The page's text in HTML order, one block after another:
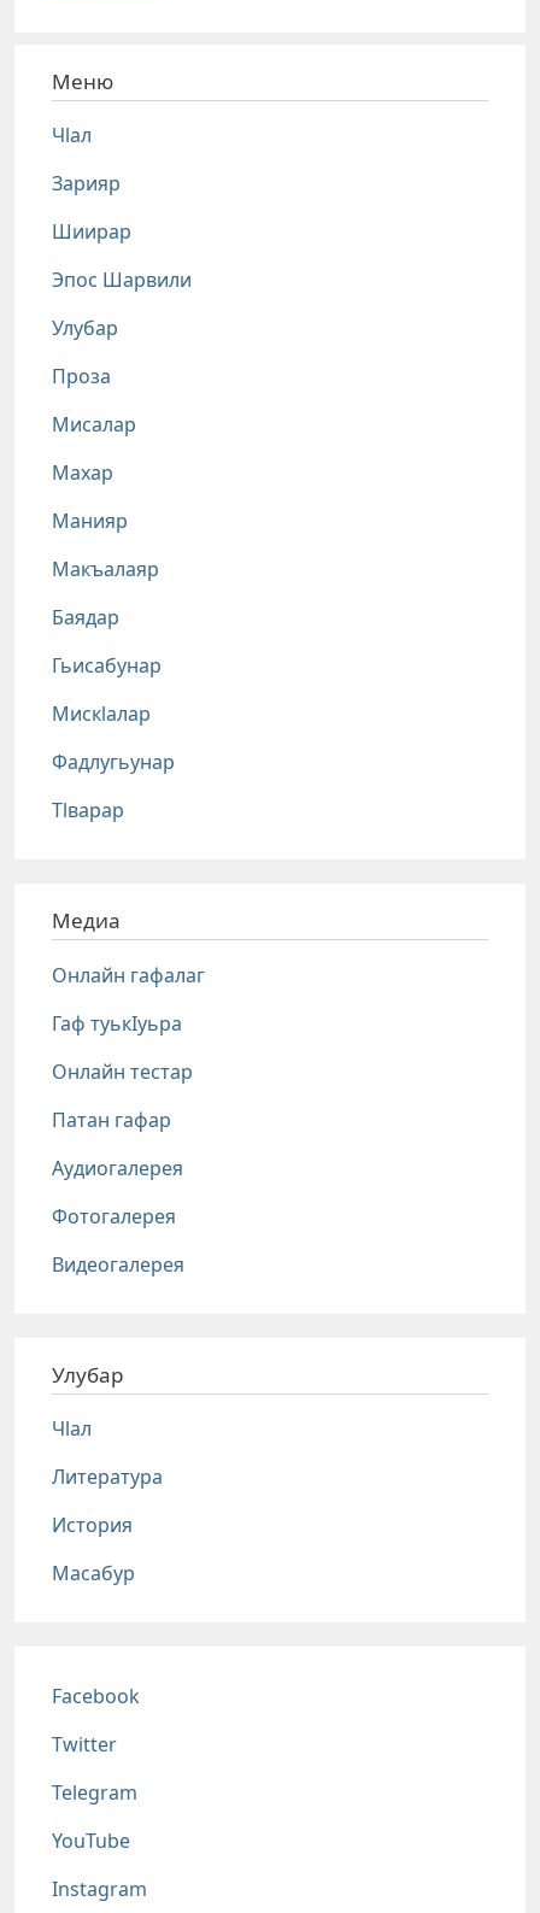
Меню
Чlал
Зарияр
Шиирар
Эпос Шарвили
Улубар
Проза
Мисалар
Махар
Манияр
Макъалаяр
Баядар
Гьисабунар
Мискlалар
Фадлугьунар
Тlварар
Медиа
Онлайн гафалаг
Гаф туькIуьра
Онлайн тестар
Патан гафар
Аудиогалерея
Фотогалерея
Видеогалерея
Улубар
Чlал
Литература
История
Масабур
Соц сети
Facebook
Twitter
Telegram
YouTube
Instagram